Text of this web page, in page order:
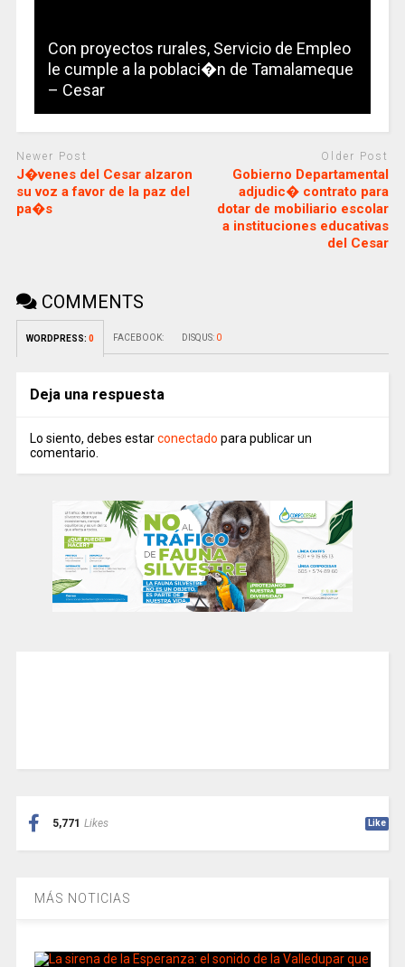
Con proyectos rurales, Servicio de Empleo
le cumple a la poblaci�n de Tamalameque
– Cesar
Newer Post
J�venes del Cesar alzaron
su voz a favor de la paz del
pa�s
Older Post
Gobierno Departamental
adjudic� contrato para
dotar de mobiliario escolar
a instituciones educativas
del Cesar
COMMENTS
WORDPRESS: 0 FACEBOOK: DISQUS: 0
Deja una respuesta
Lo siento, debes estarconectado para publicar un
comentario.
5,771 Likes Like
MÁS NOTICIAS